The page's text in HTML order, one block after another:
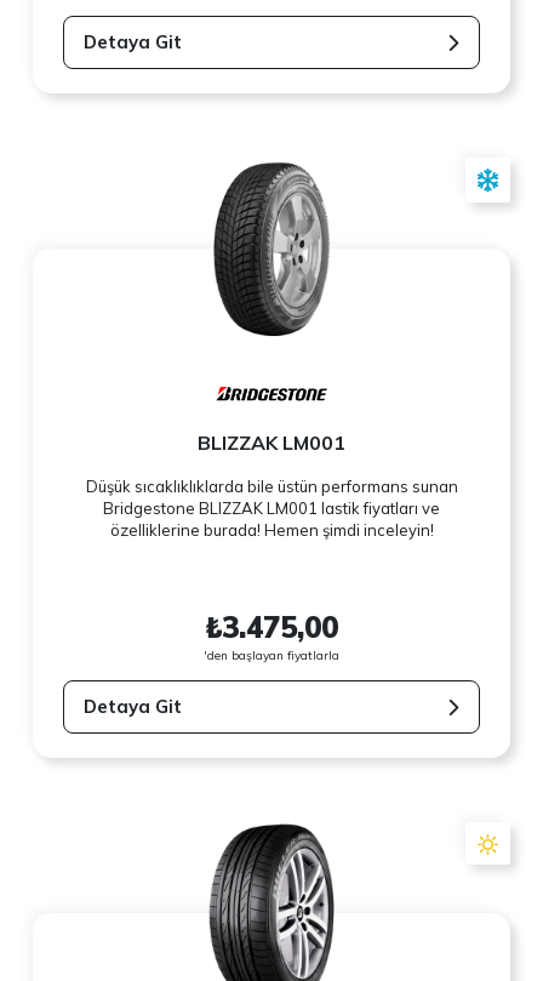
Detaya Git
BLIZZAK LM001
Düşük sıcaklıklıklarda bile üstün performans sunan
Bridgestone BLIZZAK LM001 lastik fiyatları ve
özelliklerine burada! Hemen şimdi inceleyin!
₺3.475,00
'den başlayan fiyatlarla
Detaya Git